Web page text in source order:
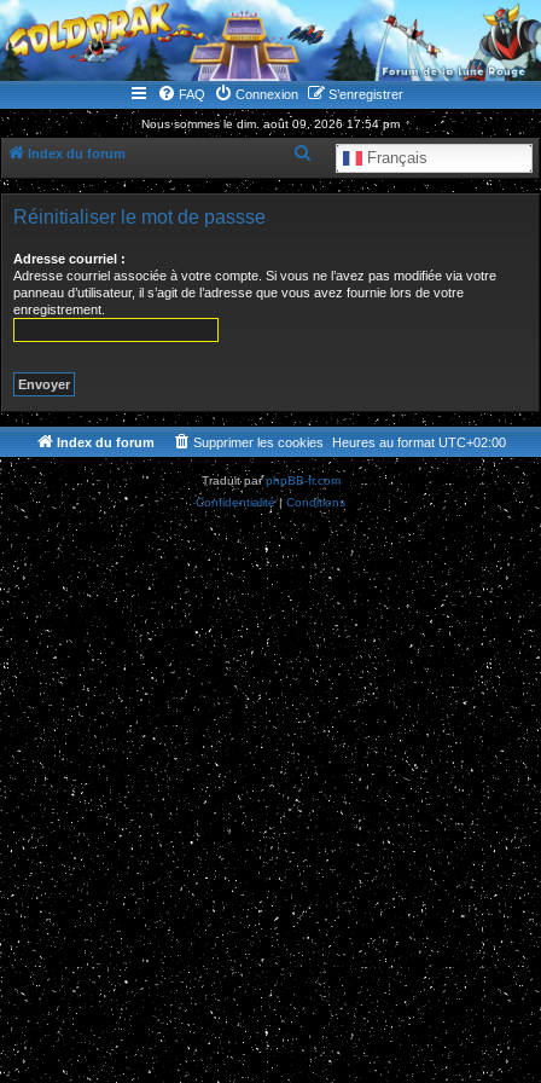
WWW.GOLDORAKGO.COM
le site de la Lune Rouge
FAQ Connexion S’enregistrer
Nous sommes le dim. août 09, 2026 17:54 pm
Index du forum Français
e
r
r
Réinitialiser le mot de passse
Adresse courriel :
Adresse courriel associée à votre compte. Si vous ne l’avez pas modifiée via votre
panneau d’utilisateur, il s’agit de l’adresse que vous avez fournie lors de votre
enregistrement.
Index du forum Heures au format UTC+02:00
Supprimer les cookies
Traduit parphpBB-fr.com
Confidentialité| Conditions